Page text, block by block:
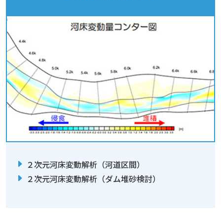
２次元河床変動解析（河道区間）
２次元河床変動解析（ダム堆砂検討）